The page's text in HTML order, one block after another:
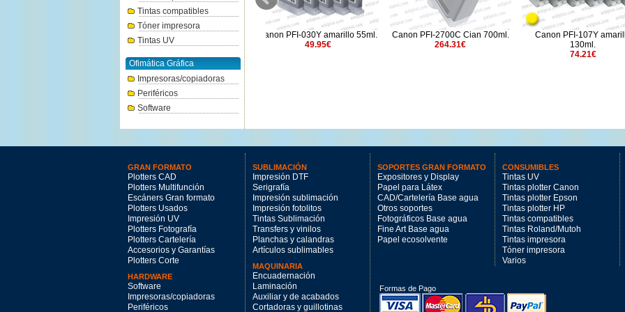
Tintas compatibles
Tóner impresora
Tintas UV
Ofimática Gráfica
Impresoras/copiadoras
Periféricos
Software
Canon PFI-030Y amarillo 55ml.
49.95€
Canon PFI-2700C Cian 700ml.
264.31€
Canon PFI-107Y amarillo
130ml.
Canon PFI-2300Gy Gris
144.47€
GRAN FORMATO
Plotters CAD
Plotters Multifunción
Escáners Gran formato
Plotters Usados
Impresión UV
Plotters Fotografía
Plotters Cartelería
Accesorios y Garantías
Plotters Corte
HARDWARE
Software
Impresoras/copiadoras
Periféricos
SUBLIMACIÓN
Impresión DTF
Serigrafía
Impresión sublimación
Impresión fotolitos
Tintas Sublimación
Transfers y vinilos
Planchas y calandras
Artículos sublimables
MAQUINARIA
Encuadernación
Laminación
Auxiliar y de acabados
Cortadoras y guillotinas
SOPORTES GRAN FORMATO
Expositores y Display
Papel para Látex
CAD/Cartelería Base agua
Otros soportes
Fotográficos Base agua
Fine Art Base agua
Papel ecosolvente
CONSUMIBLES
Tintas UV
Tintas plotter Canon
Tintas plotter Epson
Tintas plotter HP
Tintas compatibles
Tintas Roland/Mutoh
Tintas impresora
Tóner impresora
Varios
Formas de Pago